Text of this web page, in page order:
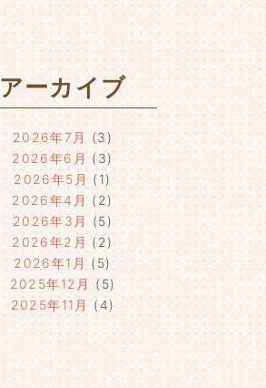
アーカイブ
2026年7月
(3)
2026年6月 (3)
2026年5月 (1)
2026年4月 (2)
2026年3月
(5)
2026年2月 (2)
2026年1月 (5)
2025年12月
(5)
2025年11月
(4)
(4)